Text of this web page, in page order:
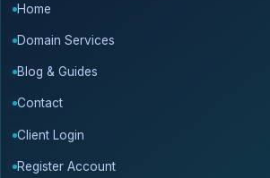
Home
Domain Services
Blog & Guides
Contact
Client Login
Register Account